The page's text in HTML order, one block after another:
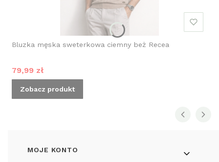
Bluzka męska sweterkowa ciemny beż Recea
Cena promocyjna
79,99 zł
Zobacz produkt
Linki w stopce
MOJE KONTO